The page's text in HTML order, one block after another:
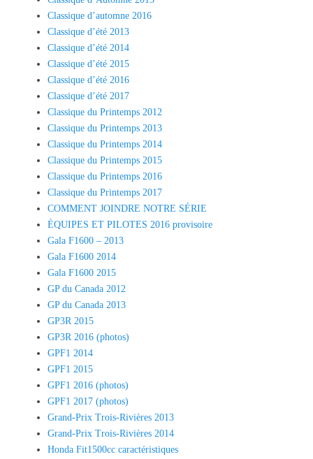
Classique d’automne 2016
Classique d’été 2013
Classique d’été 2014
Classique d’été 2015
Classique d’été 2016
Classique d’été 2017
Classique du Printemps 2012
Classique du Printemps 2013
Classique du Printemps 2014
Classique du Printemps 2015
Classique du Printemps 2016
Classique du Printemps 2017
COMMENT JOINDRE NOTRE SÉRIE
ÉQUIPES ET PILOTES 2016 provisoire
Gala F1600 – 2013
Gala F1600 2014
Gala F1600 2015
GP du Canada 2012
GP du Canada 2013
GP3R 2015
GP3R 2016 (photos)
GPF1 2014
GPF1 2015
GPF1 2016 (photos)
GPF1 2017 (photos)
Grand-Prix Trois-Rivières 2013
Grand-Prix Trois-Rivières 2014
Honda Fit1500cc caractéristiques